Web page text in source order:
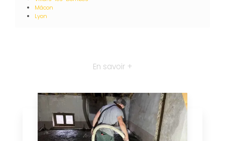
Mâcon
Lyon
En savoir +